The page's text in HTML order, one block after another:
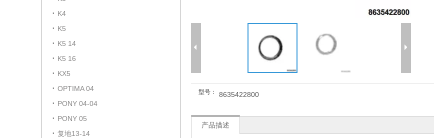
K4
K5
K5 14
K5 16
KX5
OPTIMA 04
PONY 04-04
PONY 05
复地13-14
型号： 8635422800
产品描述